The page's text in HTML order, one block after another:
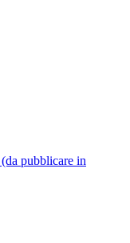
pubblicare in